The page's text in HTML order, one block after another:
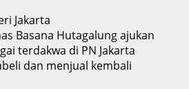
Jakarta
Basana Hutagalung ajukan
terdakwa di PN Jakarta
dan menjual kembali